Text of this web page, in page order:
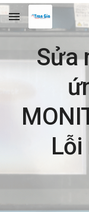
Skip to main content
Sửa